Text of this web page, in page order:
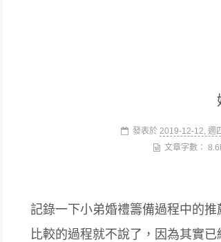
發表於 2019-12-12, 週
文章字數：
記錄一下小弟婚禮籌備過程中的推
比較的過程就不說了，因為其實